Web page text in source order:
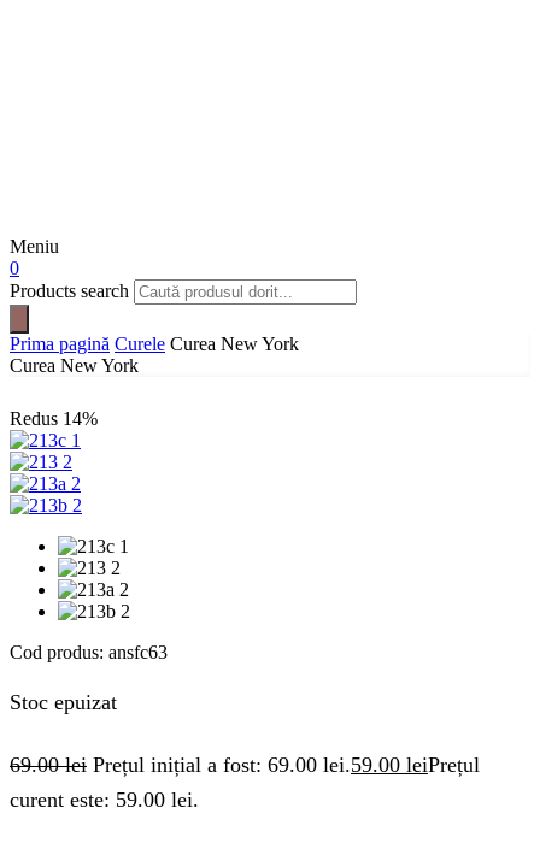
Meniu
0
Products search
Prima pagină Curele Curea New York
Curea New York
Redus 14%
Cod produs: ansfc63
Stoc epuizat
69.00lei Prețul inițial a fost: 69.00 lei.59.00 leiPrețul
curent este: 59.00 lei.